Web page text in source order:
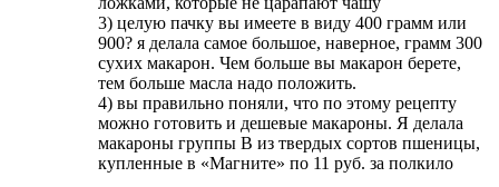
3) целую пачку вы имеете в виду 400 грамм или
900? я делала самое большое, наверное, грамм 300
сухих макарон. Чем больше вы макарон берете,
тем больше масла надо положить.
4) вы правильно поняли, что по этому рецепту
можно готовить и дешевые макароны. Я делала
макароны группы В из твердых сортов пшеницы,
купленные в «Магните» по 11 руб. за полкило